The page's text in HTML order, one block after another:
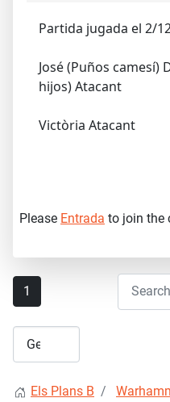
Partida jugada el 2/
José (Puños camesí)
hijos) Atacant
Victòria Atacant
Please Entrada to join the
1
Els Plans B